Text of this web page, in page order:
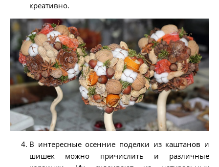
креативно.
В интересные осенние поделки из каштанов и
шишек можно причислить и различные